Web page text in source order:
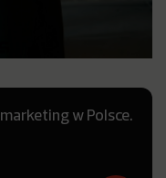
w Polsce.